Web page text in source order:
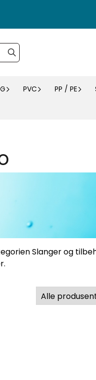
PVC PP / PE
Slanger og
.